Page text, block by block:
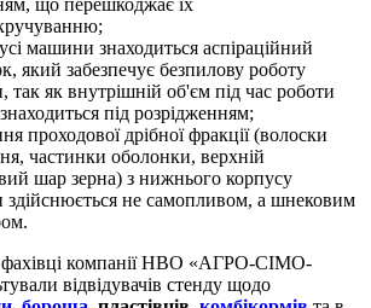
машини знаходиться аспіраційний
який забезпечує безпилову роботу
як внутрішній об'єм під час роботи
під розрідженням;
проходової дрібної фракції (волоски
частинки оболонки, верхній
шар зерна) з нижнього корпусу
не самопливом, а шнековим
фахівці компанії НВО «АГРО-СІМО-
відвідувачів стенду щодо